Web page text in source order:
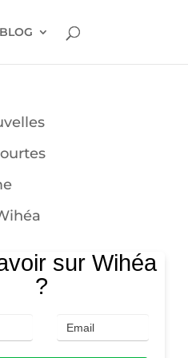
BLOG
sur Wihéa
?